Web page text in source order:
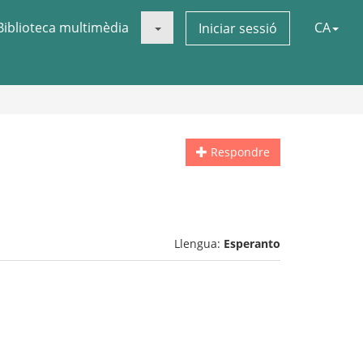
multimèdia Iniciar sessió CA
Respondre
Llengua: Esperanto